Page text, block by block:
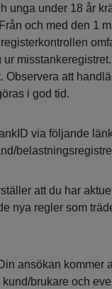
unga under 18 år
och med den 1
Observera att
i god tid.
via följande
att du har
nya regler som
Din ansökan kommer
brukare och